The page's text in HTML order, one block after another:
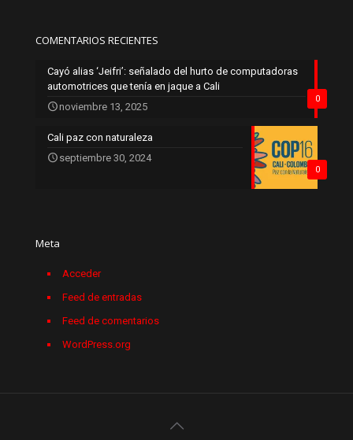
COMENTARIOS RECIENTES
0
Cayó alias ‘Jeifri’: señalado del hurto de computadoras
automotrices que tenía en jaque a Cali
noviembre 13, 2025
0
Cali paz con naturaleza
septiembre 30, 2024
Meta
Acceder
Feed de entradas
Feed de comentarios
WordPress.org